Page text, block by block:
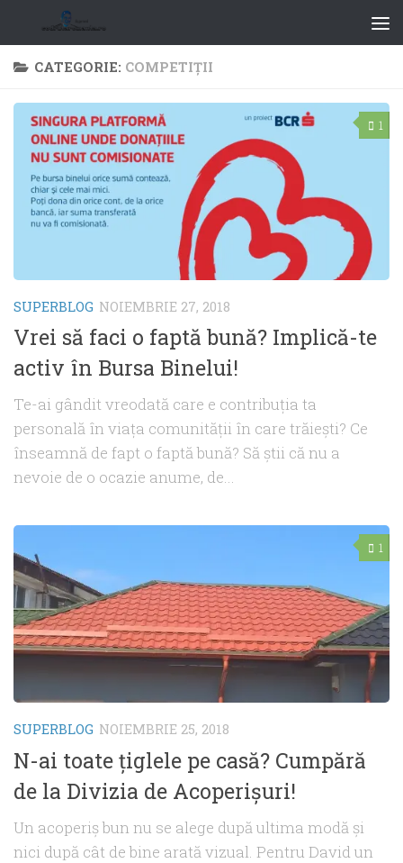
CATEGORIE: COMPETIŢII
1
SUPERBLOG NOIEMBRIE 27, 2018
Vrei să faci o faptă bună? Implică-te
activ în Bursa Binelui!
Te-ai gândit vreodată care e contribuția ta
personală în viaţa comunității în care trăieşti? Ce
înseamnă de fapt o faptă bună? Să ştii că nu a
nevoie de o ocazie anume, de...
1
SUPERBLOG NOIEMBRIE 25, 2018
N-ai toate ţiglele pe casă? Cumpără
de la Divizia de Acoperişuri!
Un acoperiş bun nu se alege după ultima modă şi
nici după cât de bine arată vizual. Pentru David un